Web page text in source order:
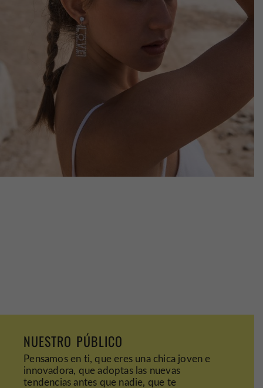
NUESTRO PÚBLICO
Pensamos en ti, que eres una chica joven e
innovadora, que adoptas las nuevas
tendencias antes que nadie, que te